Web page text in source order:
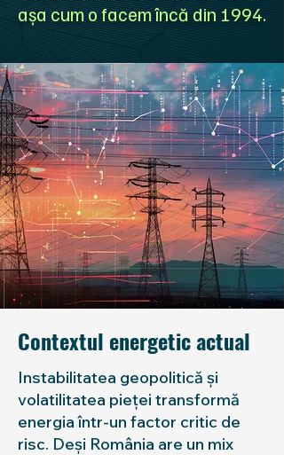
așa cum o facem încă din 1994.
Contextul energetic actual
Instabilitatea geopolitică și
volatilitatea pieței transformă
energia într-un factor critic de
risc. Deși România are un mix